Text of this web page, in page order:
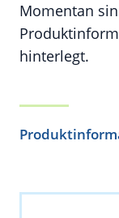
Momentan
hinterlegt.